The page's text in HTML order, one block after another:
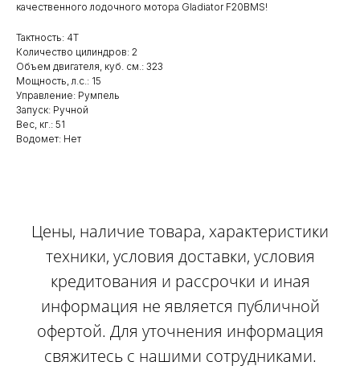
качественного лодочного мотора Gladiator F20BMS!
Тактность: 4Т
Количество цилиндров: 2
Объем двигателя, куб. см.: 323
Мощность, л.с.: 15
Управление: Румпель
Запуск: Ручной
Вес, кг.: 51
Водомет: Нет
Цены, наличие товара, характеристики
техники, условия доставки, условия
кредитования и рассрочки и иная
информация не является публичной
офертой. Для уточнения информация
свяжитесь с нашими сотрудниками.